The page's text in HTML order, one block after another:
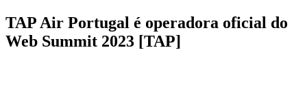
TAP Air Portugal é operadora oficial do
Web Summit 2023 [TAP]